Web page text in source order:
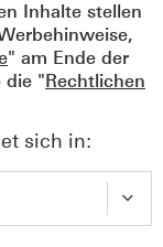
Inhalte stellen
" am Ende der
die "Rechtlichen
sich in: